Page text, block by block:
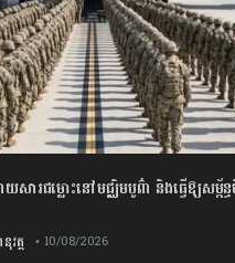
សារ​ជម្លោះ​នៅ​មជ្ឈិមបូព៌ា និង​ធ្វើឱ្យ​សម្ព័
វត្ត • 10/08/2026